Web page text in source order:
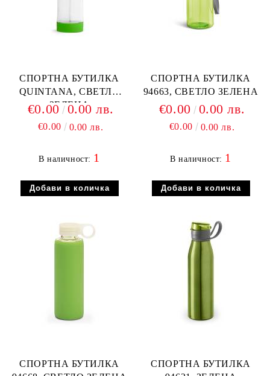
СПОРТНА БУТИЛКА
QUINTANA, СВЕТЛО
ЗЕЛЕНА
€0.00 0.00 лв.
€0.00 0.00 лв.
В наличност: 1
СПОРТНА БУТИЛКА
94663, СВЕТЛО ЗЕЛЕНА
€0.00 0.00 лв.
€0.00 0.00 лв.
В наличност: 1
СПОРТНА БУТИЛКА
СПОРТНА БУТИЛКА